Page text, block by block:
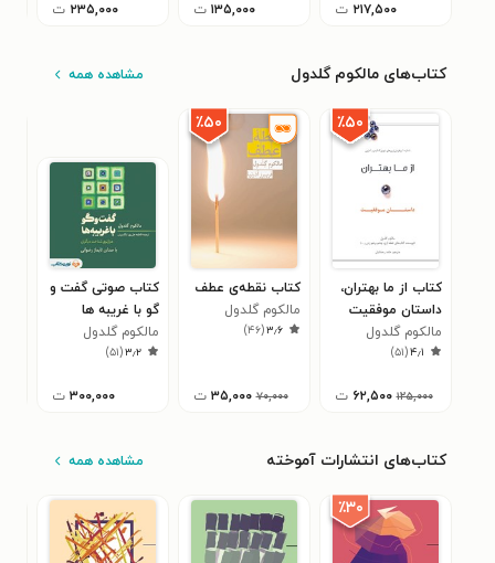
۲۱۷,۵۰۰ ت ۱۳۵,۰۰۰ ت ۲۳۵,۰۰۰ ت
کتاب‌های مالکوم گلدول مشاهده همه
٪۵۰
کتاب از ما بهتران،
داستان موفقیت
مالکوم گلدول
۴٫۱(۵۱)
۱۲۵,۰۰۰ ۶۲,۵۰۰ ت
٪۵۰
کتاب نقطه‌ی عطف
مالکوم گلدول
۳٫۶(۴۶)
۷۰,۰۰۰ ۳۵,۰۰۰ ت
کتاب صوتی گفت‌ و
گو با غریبه‌ ها
مالکوم گلدول
۳٫۲(۵۱)
۳۰۰,۰۰۰ ت
کتاب‌های انتشارات آموخته مشاهده همه
٪۳۰